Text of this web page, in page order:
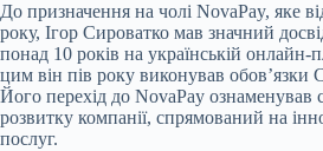
До призначення на чолі NovaPay, яке
року, Ігор Сироватко мав значний
понад 10 років на українській
цим він пів року виконував обов’язки
Його перехід до NovaPay
розвитку компанії, спрямований на
послуг.